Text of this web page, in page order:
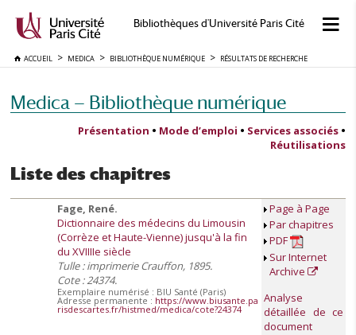
Bibliothèques d'Université Paris Cité
ACCUEIL MEDICA BIBLIOTHÈQUE NUMÉRIQUE RÉSULTATS DE RECHERCHE
Medica — Bibliothèque numérique
Présentation • Mode d’emploi • Services associés •
Réutilisations
Liste des chapitres
Fage, René.
Dictionnaire des médecins du Limousin
(Corrèze et Haute-Vienne) jusqu'à la fin
du XVIIIIe siècle
Tulle : imprimerie Crauffon, 1895.
Cote : 24374.
Exemplaire numérisé : BIU Santé (Paris)
Adresse permanente : https://www.biusante.pa
risdescartes.fr/histmed/medica/cote?24374
Page à Page
Par chapitres
PDF
Sur Internet
Archive
Analyse
détaillée de ce
document